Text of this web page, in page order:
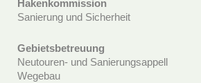
Hakenkommission
Sanierung und Sicherheit
Gebietsbetreuung
Neutouren- und Sanierungsappell
Wegebau